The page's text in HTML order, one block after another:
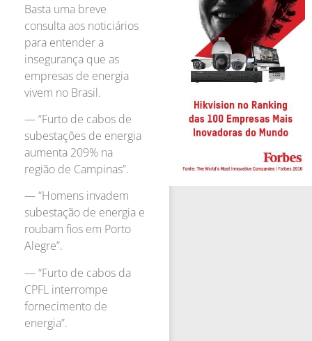
Basta uma breve
consulta aos noticiários
para entender a
insegurança que as
empresas de energia
vivem no Brasil.
— “Furto de cabos de
subestações de energia
aumenta 209% na
região de Campinas”.
— “Homens invadem
subestação de energia e
roubam fios em Porto
Alegre”.
— “Furto de cabos da
CPFL interrompe
fornecimento de
energia”.